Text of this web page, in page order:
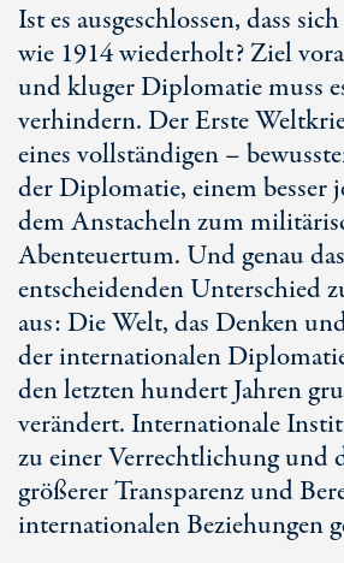
Ist es ausgeschlossen, dass
wie 1914 wiederholt? Ziel
und kluger Diplomatie muss
verhindern. Der Erste
eines vollständigen –
der Diplomatie, einem besser
dem Anstacheln zum
Abenteuertum. Und genau
entscheidenden Unterschied
aus: Die Welt, das Denken
der internationalen
den letzten hundert Jahren
verändert. Internationale
zu einer Verrechtlichung und
größerer Transparenz und
internationalen Beziehungen